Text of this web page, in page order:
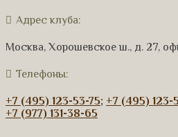
Адрес клуба:
Москва, Хорошевское ш., д. 27,
Телефоны:
+7 (495) 123-53-75; +7 (495) 123-
+7 (977) 131-38-65